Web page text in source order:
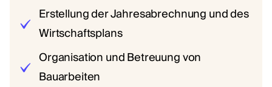
Erstellung der Jahresabrechnung und des
Wirtschaftsplans
Organisation und Betreuung von
Bauarbeiten